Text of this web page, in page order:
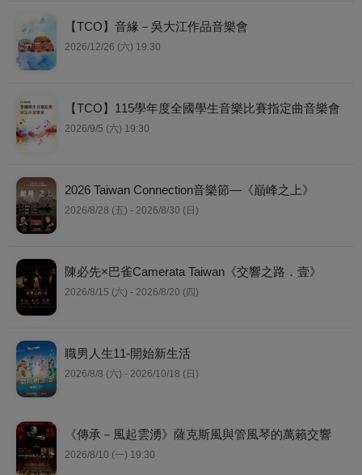
【TCO】音緣－吳大江作品音樂會
2026/12/26 (六) 19:30
【TCO】115學年度全國學生音樂比賽指定曲音樂會
2026/9/5 (六) 19:30
2026 Taiwan Connection音樂節—《巔峰之上》
2026/8/28 (五) - 2026/8/30 (日)
陳必先×巴雀Camerata Taiwan《交響之路．壹》
2026/8/15 (六) - 2026/8/20 (四)
職男人生11-開始新生活
2026/8/8 (六) - 2026/10/18 (日)
《傳承－風起雲湧》薩克斯風與管風琴的萬籟交響
2026/8/10 (一) 19:30